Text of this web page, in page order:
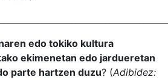
edo tokiko kultura
ekimenetan edo jardueretan
parte hartzen duzu? (Adibidez: